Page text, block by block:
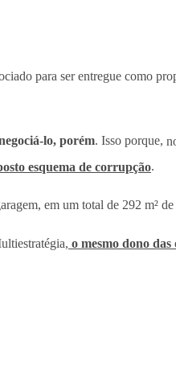
para ser entregue como
lo, porém. Isso porque,
esquema de corrupção.
em um total de 292 m²
o mesmo dono